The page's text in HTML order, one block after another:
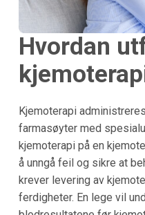
Hvordan
Kjemoterapi
farmasøyter med
kjemoterapi på en
å unngå feil og sikre at
krever levering av
ferdigheter. En lege vil